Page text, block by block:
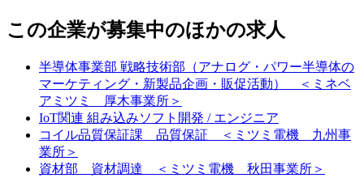
この企業が募集中のほかの求人
半導体事業部 戦略技術部（アナログ・パワー半導体の
マーケティング・新製品企画・販促活動） ＜ミネベ
アミツミ 厚木事業所＞
IoT関連 組み込みソフト開発 / エンジニア
コイル品質保証課 品質保証 ＜ミツミ電機 九州事
業所＞
資材部 資材調達 ＜ミツミ電機 秋田事業所＞